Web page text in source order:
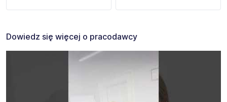
Dowiedz się więcej o pracodawcy